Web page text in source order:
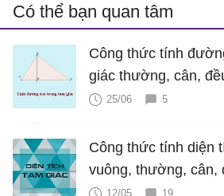
Có thể bạn quan tâm
Công thức tính
giác thường, cân,
25/06 5
Công thức tính diện
vuông, thường, cân,
12/05 19